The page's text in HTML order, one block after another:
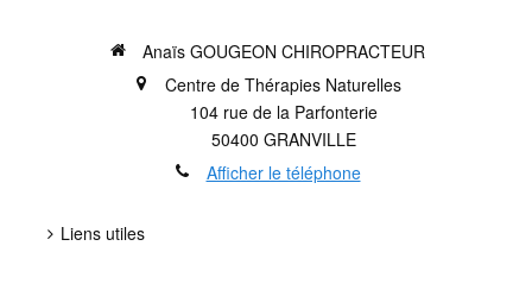
Anaïs GOUGEON CHIROPRACTEUR
Centre de Thérapies Naturelles
104 rue de la Parfonterie
50400 GRANVILLE
Afficher le téléphone
Liens utiles